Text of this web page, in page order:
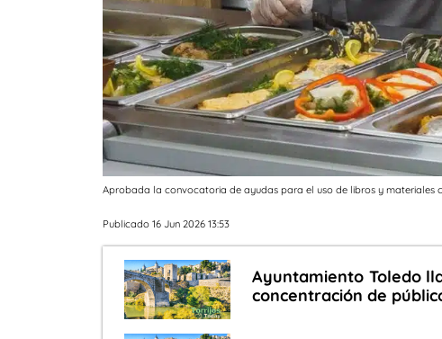
Aprobada la convocatoria de ayudas para el uso de libros y materiales
Publicado 16 Jun 2026 13:53
Ayuntamiento Toledo
concentración de